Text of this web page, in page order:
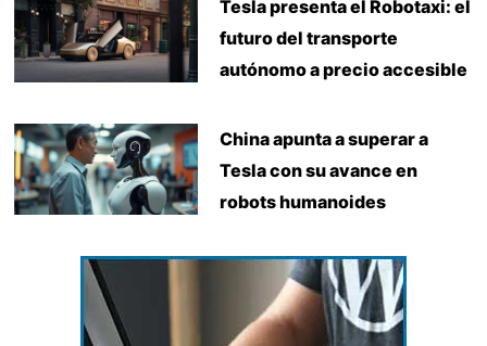
Tesla presenta el Robotaxi: el
futuro del transporte
autónomo a precio accesible
China apunta a superar a
Tesla con su avance en
robots humanoides